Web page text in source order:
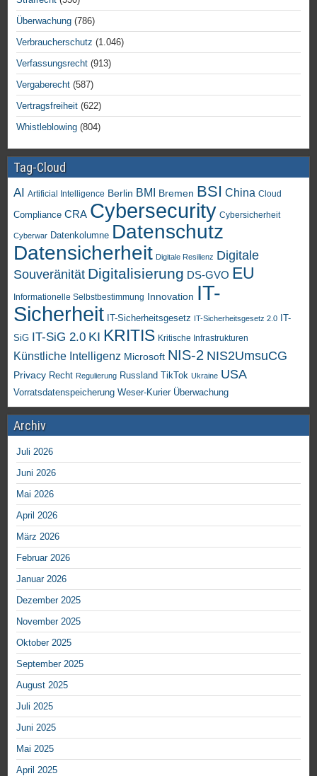
Überwachung (786)
Verbraucherschutz (1.046)
Verfassungsrecht (913)
Vergaberecht (587)
Vertragsfreiheit (622)
Whistleblowing (804)
Tag-Cloud
AI Artificial Intelligence Berlin BMI Bremen BSI China Cloud
Compliance CRA Cybersecurity Cybersicherheit
Cyberwar Datenkolumne Datenschutz
Datensicherheit Digitale Resilienz Digitale
Souveränität Digitalisierung DS-GVO EU
Informationelle Selbstbestimmung Innovation IT-
Sicherheit IT-Sicherheitsgesetz IT-Sicherheitsgesetz 2.0
IT-
SiG IT-SiG 2.0 KI KRITIS Kritische Infrastrukturen
Künstliche Intelligenz Microsoft NIS-2 NIS2UmsuCG
Privacy Recht Regulierung Russland TikTok Ukraine USA
Vorratsdatenspeicherung Weser-Kurier Überwachung
Archiv
Juli 2026
Juni 2026
Mai 2026
April 2026
März 2026
Februar 2026
Januar 2026
Dezember 2025
November 2025
Oktober 2025
September 2025
August 2025
Juli 2025
Juni 2025
Mai 2025
April 2025